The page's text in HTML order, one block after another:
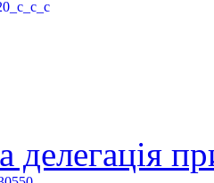
делегація